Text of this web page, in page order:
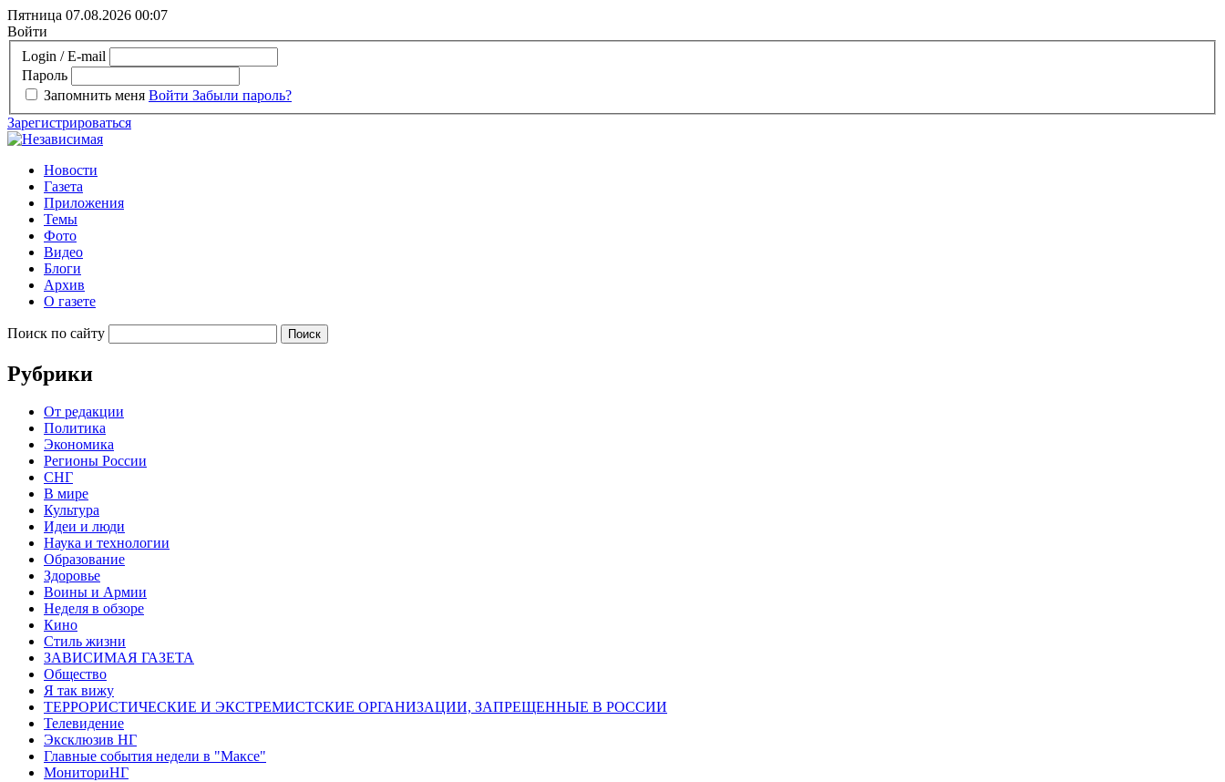
Пятница 07.08.2026 00:07
Войти
Login / E-mail
Пароль
Запомнить меня Войти Забыли пароль?
Зарегистрироваться
Новости
Газета
Приложения
Темы
Фото
Видео
Блоги
Архив
О газете
Поиск по сайту
Рубрики
От редакции
Политика
Экономика
Регионы России
СНГ
В мире
Культура
Идеи и люди
Наука и технологии
Образование
Здоровье
Воины и Армии
Неделя в обзоре
Кино
Стиль жизни
ЗАВИСИМАЯ ГАЗЕТА
Общество
Я так вижу
ТЕРРОРИСТИЧЕСКИЕ И ЭКСТРЕМИСТСКИЕ ОРГАНИЗАЦИИ, ЗАПРЕЩЕННЫЕ В РОССИИ
Телевидение
Эксклюзив НГ
Главные события недели в "Максе"
МониториНГ